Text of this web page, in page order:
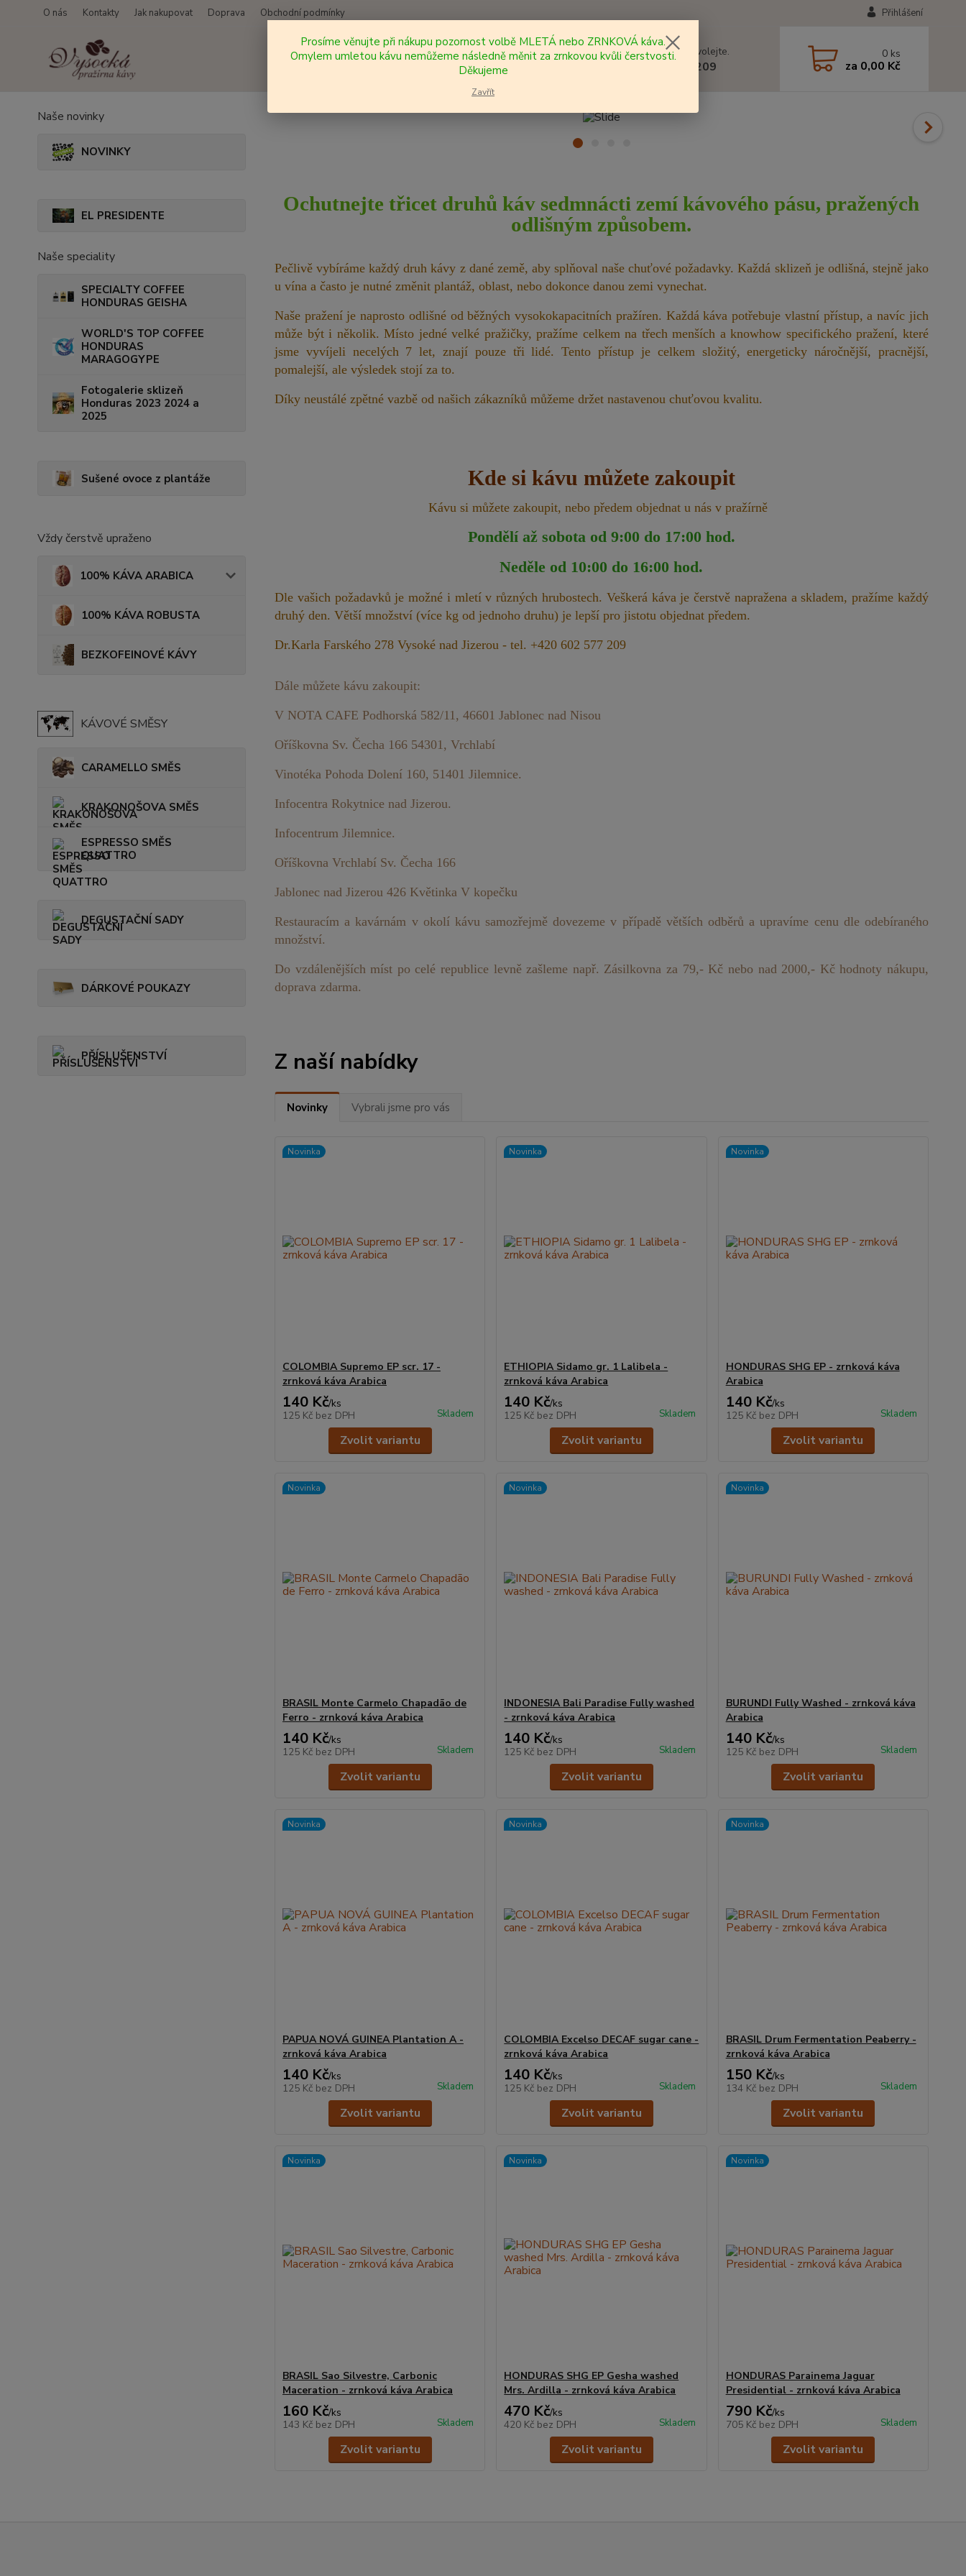
O nás Kontakty Jak nakupovat Doprava Obchodní podmínky Přihlášení
Hledat Nevíte si rady? Zavolejte.
+420 602 577 209
0 ks
za 0,00 Kč
Naše novinky
NOVINKY
EL PRESIDENTE
Naše speciality
SPECIALTY COFFEE
HONDURAS GEISHA
WORLD'S TOP COFFEE
HONDURAS
MARAGOGYPE
Fotogalerie sklizeň
Honduras 2023 2024 a
2025
Sušené ovoce z plantáže
Vždy čerstvě upraženo
100% KÁVA ARABICA
100% KÁVA ROBUSTA
BEZKOFEINOVÉ KÁVY
KÁVOVÉ SMĚSY
CARAMELLO SMĚS
KRAKONOŠOVA SMĚS
ESPRESSO SMĚS
QUATTRO
DEGUSTAČNÍ SADY
DÁRKOVÉ POUKAZY
PŘÍSLUŠENSTVÍ
Ochutnejte třicet druhů káv sedmnácti zemí kávového pásu,pražených
odlišným způsobem.
Pečlivě vybíráme každý druh kávy z dané země, aby splňoval naše chuťové požadavky. Každá sklizeň je odlišná, stejně jako
u vína a často je nutné změnit plantáž, oblast, nebo dokonce danou zemi vynechat.
Naše pražení je naprosto odlišné od běžných vysokokapacitních pražíren. Každá káva potřebuje vlastní přístup, a navíc jich
může být i několik. Místo jedné velké pražičky, pražíme celkem na třech menších a knowhow specifického pražení, které
jsme vyvíjeli necelých 7 let, znají pouze tři lidé. Tento přístup je celkem složitý, energeticky náročnější, pracnější,
pomalejší, ale výsledek stojí za to.
Díky neustálé zpětné vazbě od našich zákazníků můžeme držet nastavenou chuťovou kvalitu.
Kde si kávu můžete zakoupit
Kávu si můžete zakoupit, nebo předem objednat u nás v pražírně
Pondělí až sobota od 9:00 do 17:00 hod.
Neděle od 10:00 do 16:00 hod.
Dle vašich požadavků je možné i mletí v různých hrubostech. Veškerá káva je čerstvě napražena a skladem, pražíme každý
druhý den. Větší množství (více kg od jednoho druhu) je lepší pro jistotu objednat předem.
Dr.Karla Farského 278 Vysoké nad Jizerou - tel. +420 602 577 209
Dále můžete kávu zakoupit:
V NOTA CAFE Podhorská 582/11, 46601 Jablonec nad Nisou
Oříškovna Sv. Čecha 166 54301, Vrchlabí
Vinotéka Pohoda Dolení 160, 51401 Jilemnice.
Infocentra Rokytnice nad Jizerou.
Infocentrum Jilemnice.
Oříškovna Vrchlabí Sv. Čecha 166
Jablonec nad Jizerou 426 Květinka V kopečku
Restauracím a kavárnám v okolí kávu samozřejmě dovezeme v případě větších odběrů a upravíme cenu dle odebíraného
množství.
Do vzdálenějších míst po celé republice levně zašleme např. Zásilkovna za 79,- Kč nebo nad 2000,- Kč hodnoty nákupu,
doprava zdarma.
Z naší nabídky
Novinky Vybrali jsme pro vás
Novinka
COLOMBIA Supremo EP scr. 17 -
zrnková káva Arabica
140 Kč/ks
125 Kč bez DPH Skladem
Zvolit variantu
Novinka
ETHIOPIA Sidamo gr. 1 Lalibela -
zrnková káva Arabica
140 Kč/ks
125 Kč bez DPH Skladem
Zvolit variantu
Novinka
HONDURAS SHG EP - zrnková káva
Arabica
140 Kč/ks
125 Kč bez DPH Skladem
Zvolit variantu
Novinka
BRASIL Monte Carmelo Chapadão de
Ferro - zrnková káva Arabica
140 Kč/ks
125 Kč bez DPH Skladem
Zvolit variantu
Novinka
INDONESIA Bali Paradise Fully washed
- zrnková káva Arabica
140 Kč/ks
125 Kč bez DPH Skladem
Zvolit variantu
Novinka
BURUNDI Fully Washed - zrnková káva
Arabica
140 Kč/ks
125 Kč bez DPH Skladem
Zvolit variantu
Novinka
PAPUA NOVÁ GUINEA Plantation A -
zrnková káva Arabica
140 Kč/ks
125 Kč bez DPH Skladem
Zvolit variantu
Novinka
COLOMBIA Excelso DECAF sugar cane -
zrnková káva Arabica
140 Kč/ks
125 Kč bez DPH Skladem
Zvolit variantu
Novinka
BRASIL Drum Fermentation Peaberry -
zrnková káva Arabica
150 Kč/ks
134 Kč bez DPH Skladem
Zvolit variantu
Novinka
BRASIL Sao Silvestre, Carbonic
Maceration - zrnková káva Arabica
160 Kč/ks
143 Kč bez DPH Skladem
Zvolit variantu
Novinka
HONDURAS SHG EP Gesha washed
Mrs. Ardilla - zrnková káva Arabica
470 Kč/ks
420 Kč bez DPH Skladem
Zvolit variantu
Novinka
HONDURAS Parainema Jaguar
Presidential - zrnková káva Arabica
790 Kč/ks
705 Kč bez DPH Skladem
Zvolit variantu
Prosíme věnujte při nákupu pozornost volbě MLETÁ nebo ZRNKOVÁ káva.
Omylem umletou kávu nemůžeme následně měnit za zrnkovou kvůli čerstvosti.
Děkujeme
Zavřít